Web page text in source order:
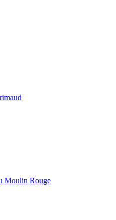
Moulin Rouge